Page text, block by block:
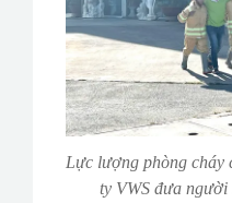
Lực lượng phòng cháy
ty VWS đưa